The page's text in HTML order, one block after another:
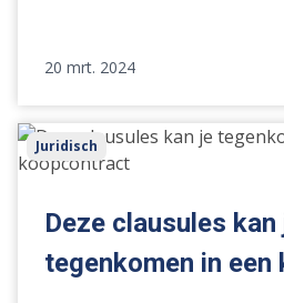
20 mrt. 2024
Deze
clausules
Juridisch
Deze clausules kan
tegenkomen in